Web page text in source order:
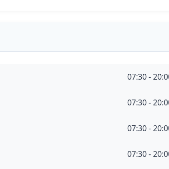
07:30 -
07:30 -
07:30 -
07:30 -